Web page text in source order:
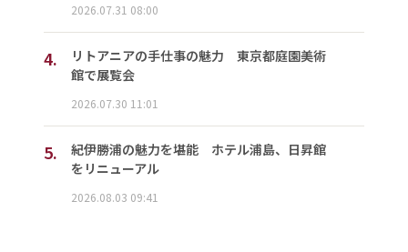
2026.07.31 08:00
4.
リトアニアの手仕事の魅力 東京都庭園美術
館で展覧会
2026.07.30 11:01
5.
紀伊勝浦の魅力を堪能 ホテル浦島、日昇館
をリニューアル
2026.08.03 09:41